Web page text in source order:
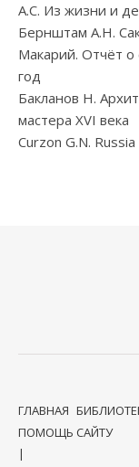
А.С. Из жизни и
Бернштам А.Н.
Макарий. Отчёт о
год
Бакланов Н.
мастера XVI века
Curzon G.N.
ГЛАВНАЯ
ПОМОЩЬ САЙТУ